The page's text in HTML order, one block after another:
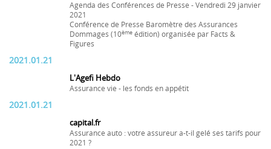
Agenda des Conférences de Presse - Vendredi 29 janvier
2021
Conférence de Presse Baromètre des Assurances
Dommages (10ème édition) organisée par Facts &
Figures
2021.01.21
L'Agefi Hebdo
Assurance vie - les fonds en appétit
2021.01.21
capital.fr
Assurance auto : votre assureur a-t-il gelé ses tarifs pour
2021 ?